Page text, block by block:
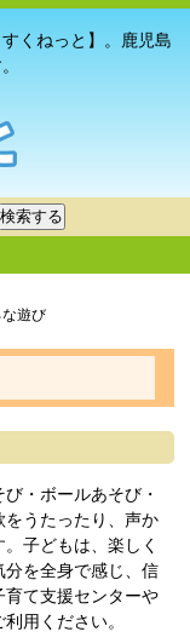
くねっと】。鹿児島
検索する
遊び
・ボールあそび・
うたったり、声か
子どもは、楽しく
を全身で感じ、信
て支援センターや
用ください。